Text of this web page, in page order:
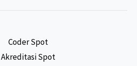
Coder Spot
Akreditasi Spot